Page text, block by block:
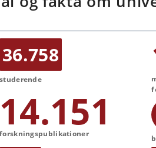
36.758
studerende
14.151
forskningspublikationer